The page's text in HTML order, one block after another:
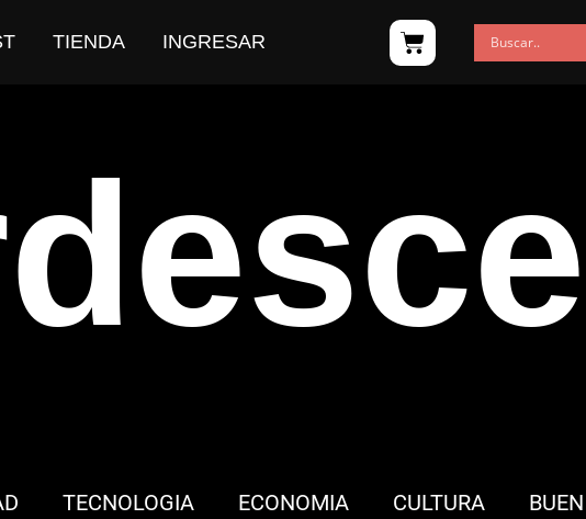
TIENDA INGRESAR
TECNOLOGIA ECONOMIA CULTURA